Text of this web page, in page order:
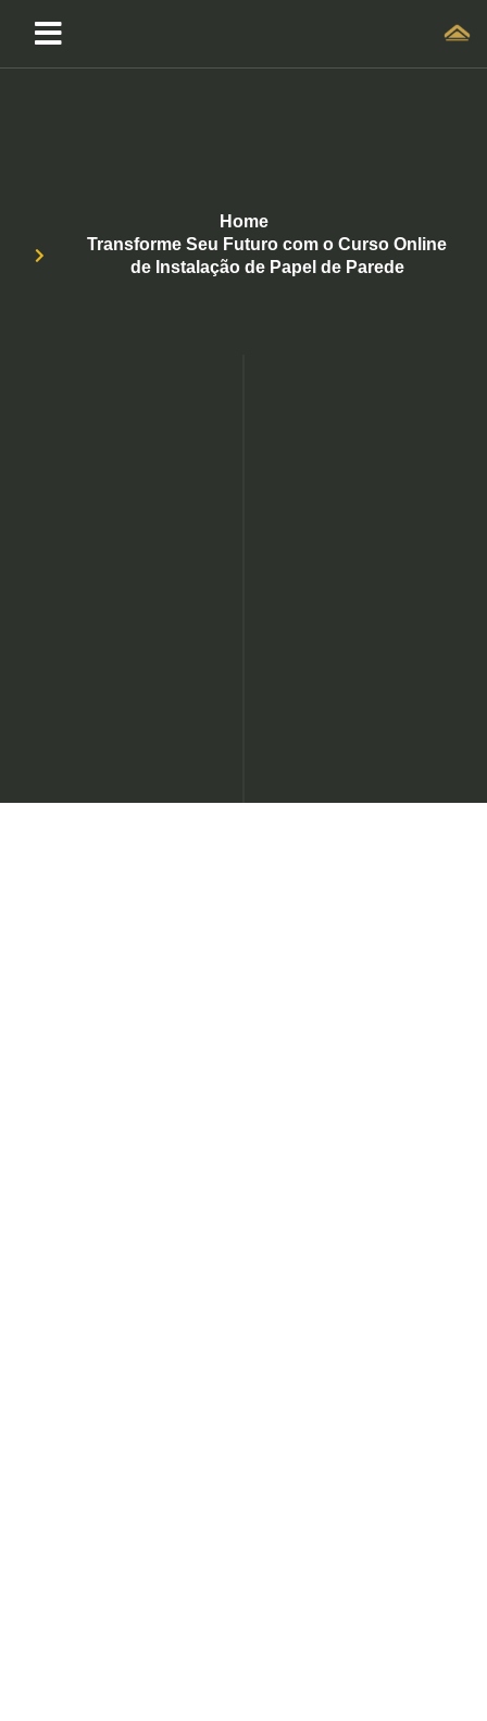
Home
Transforme Seu Futuro com o Curso Online
de Instalação de Papel de Parede